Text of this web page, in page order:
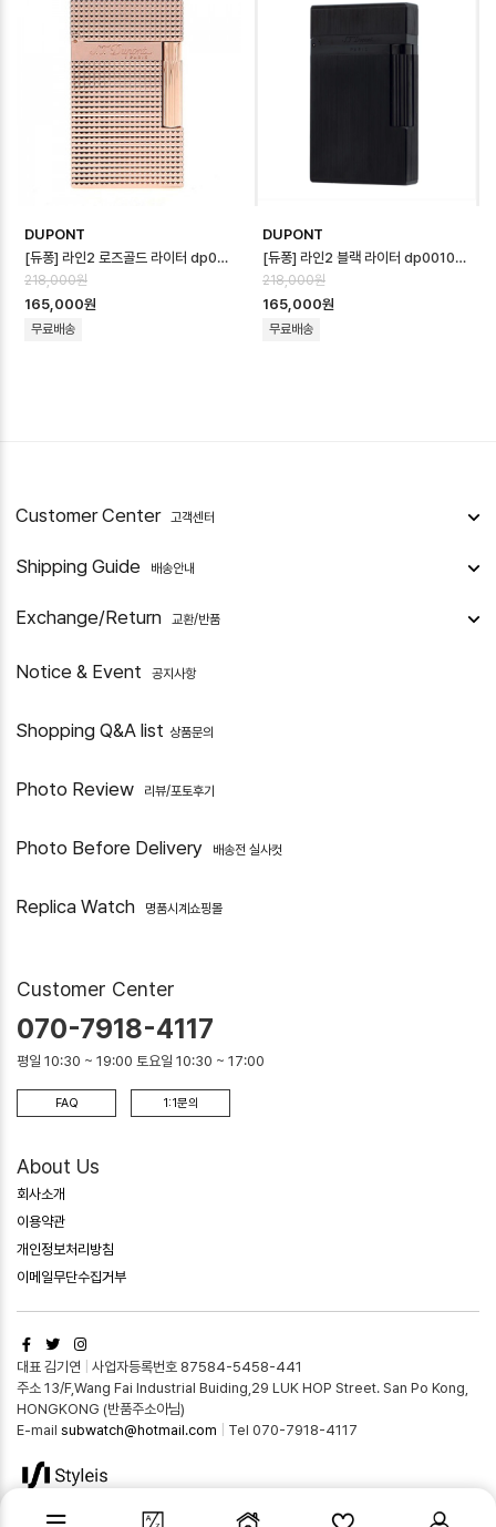
DUPONT
[듀퐁] 라인2 로즈골드 라이터 dp0009d - S.T.Dupont Line2 Rose …
218,000원
165,000원
무료배송
DUPONT
[듀퐁] 라인2 블랙 라이터 dp0010d - S.T.Dupont Line2 Black L…
218,000원
165,000원
무료배송
Customer Center 고객센터
Shipping Guide 배송안내
Exchange/Return 교환/반품
Notice & Event 공지사항
Shopping Q&A list 상품문의
Photo Review 리뷰/포토후기
Photo Before Delivery 배송전 실사컷
Replica Watch 명품시계쇼핑몰
Customer Center
070-7918-4117
평일 10:30 ~ 19:00 토요일 10:30 ~ 17:00
FAQ 1:1문의
About Us
회사소개
이용약관
개인정보처리방침
이메일무단수집거부
대표 김기연
사업자등록번호 87584-5458-441
주소 13/F,Wang Fai Industrial Buiding,29 LUK HOP Street. San Po Kong,
HONGKONG (반품주소아님)
E-mail subwatch@hotmail.com Tel 070-7918-4117
스타일리즈-명품종합쇼핑몰 . All Rights Reserved. PC버전